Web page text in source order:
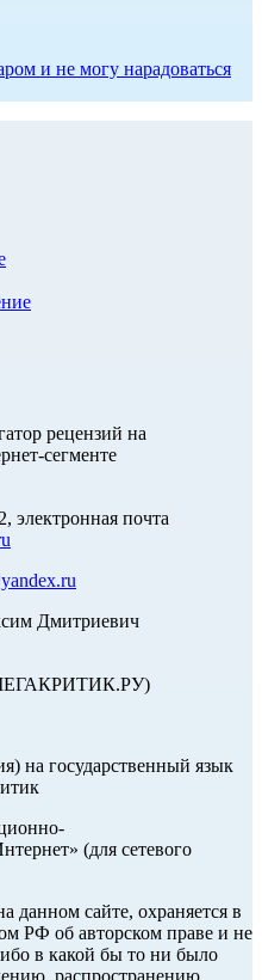
и не могу нарадоваться
рецензий на
сегменте
электронная почта
Дмитриевич
на государственный язык
(для сетевого
данном сайте, охраняется в
РФ об авторском праве и не
в какой бы то ни было
распространению,